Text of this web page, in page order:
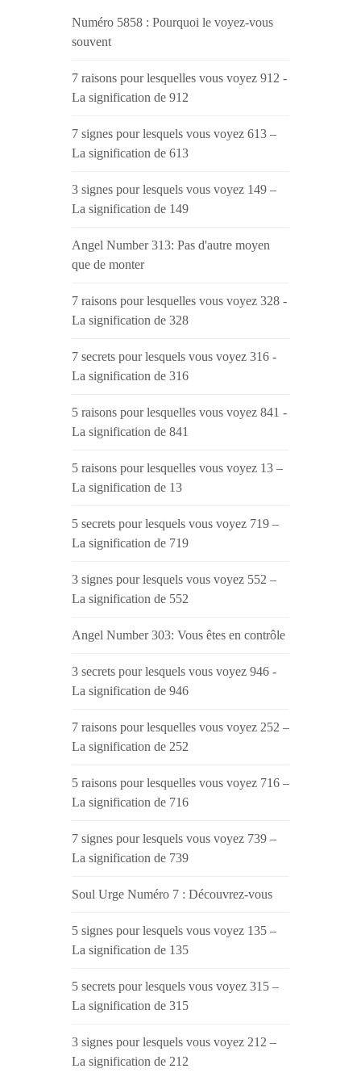
Numéro 5858 : Pourquoi le voyez-vous
souvent
7 raisons pour lesquelles vous voyez 912 -
La signification de 912
7 signes pour lesquels vous voyez 613 –
La signification de 613
3 signes pour lesquels vous voyez 149 –
La signification de 149
Angel Number 313: Pas d'autre moyen
que de monter
7 raisons pour lesquelles vous voyez 328 -
La signification de 328
7 secrets pour lesquels vous voyez 316 -
La signification de 316
5 raisons pour lesquelles vous voyez 841 -
La signification de 841
5 raisons pour lesquelles vous voyez 13 –
La signification de 13
5 secrets pour lesquels vous voyez 719 –
La signification de 719
3 signes pour lesquels vous voyez 552 –
La signification de 552
Angel Number 303: Vous êtes en contrôle
3 secrets pour lesquels vous voyez 946 -
La signification de 946
7 raisons pour lesquelles vous voyez 252 –
La signification de 252
5 raisons pour lesquelles vous voyez 716 –
La signification de 716
7 signes pour lesquels vous voyez 739 –
La signification de 739
Soul Urge Numéro 7 : Découvrez-vous
5 signes pour lesquels vous voyez 135 –
La signification de 135
5 secrets pour lesquels vous voyez 315 –
La signification de 315
3 signes pour lesquels vous voyez 212 –
La signification de 212